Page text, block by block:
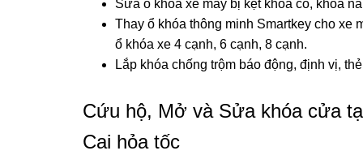
Sửa ổ khóa xe máy bị kẹt khóa cổ, khóa
Thay ổ khóa thông minh Smartkey cho xe
ổ khóa xe 4 cạnh, 6 cạnh, 8 cạnh.
Lắp khóa chống trộm báo động, định vị,
Cứu hộ, Mở và Sửa khóa cửa
Cai hỏa tốc